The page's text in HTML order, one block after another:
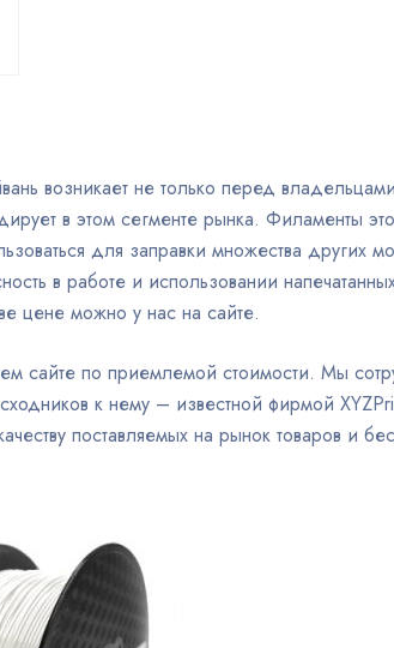
возникает не только перед
в этом сегменте рынка. Филаменты
для заправки множества других
в работе и использовании
цене можно у нас на сайте.
сайте по приемлемой стоимости. Мы
к нему – известной фирмой
поставляемых на рынок товаров и